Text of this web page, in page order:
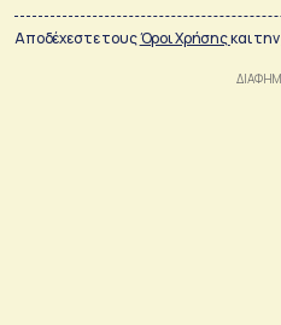
Αποδέχεστε τουςΌροι Χρήσηςκαι την